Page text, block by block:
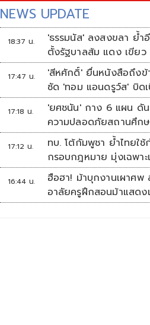
NEWS UPDATE
18:37 น.
'ธรรมนัส' ลงสงขลา ย้ำ
ตั้งรัฐบาลส้ม แดง เขียว
17:47 น.
'สีหศักดิ์' ยื่นหนังสือถึงข้
ซัด 'ทอม แอนดรูว์ส' บิด
แสวงหาผลประโยชน์ทาง
17:18 น.
'ยศชนัน' กาง 6 แผน ดัน
ความปลอดภัยสถานศึก
ป้องกันก่อเหตุรุนแรง
17:12 น.
ทบ. โต้กัมพูชา ย้ำไทยใช้
กรอบกฎหมาย มุ่งเฉพาะ
ทหาร
16:44 น.
ฮือฮา! ม้าบุกงานเผาศพ
อาลัยครูฝึกสอนม้าแสดง